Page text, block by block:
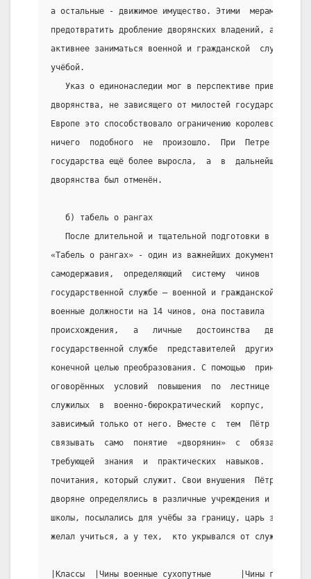
а остальные - движимое имущество. Этими  мерами
предотвратить дробление дворянских владений, а, во-
активнее заниматься военной и гражданской  службой,
учёбой.
Указ о единонаследии мог в перспективе привести к
дворянства, не зависящего от милостей государства и
Европе это способствовало ограничению королевской
ничего  подобного  не  произошло.  При  Петре  I
государства ещё более выросла,  а  в  дальнейшем
дворянства был отменён.
   б) табель о рангах
После длительной и тщательной подготовки в 1722
«Табель о рангах» - один из важнейших документов
самодержавия,  определяющий  систему  чинов   и
государственной службе – военной и гражданской.
военные должности на 14 чинов, она поставила  во
происхождения,   а   личные   достоинства   дворян,
государственной службе  представителей  других
конечной целью преобразования. С помощью  принципа
оговорённых  условий  повышения  по  лестнице  чинов
служилых  в  военно-бюрократический  корпус,
зависимый только от него. Вместе с  тем  Пётр
связывать  само  понятие  «дворянин»  с
требующей  знания  и  практических  навыков.  Только
почитания, который служит. Свои внушения  Пётр
дворяне определялись в различные учреждения и
школы, посылались для учёбы за границу, царь
желал учиться, а у тех,  кто укрывался от службы,
|Классы  |Чины военные сухопутные      |Чины